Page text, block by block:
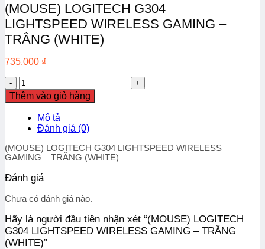
(MOUSE) LOGITECH G304
LIGHTSPEED WIRELESS GAMING –
TRẮNG (WHITE)
735.000 ₫
(MOUSE)
LOGITECH
G304
LIGHTSPEED
WIRELESS
GAMING
–
TRẮNG
số
Thêm vào giỏ hàng
Mô tả
Đánh giá (0)
(MOUSE) LOGITECH G304 LIGHTSPEED WIRELESS
GAMING – TRẮNG (WHITE)
Đánh giá
Chưa có đánh giá nào.
Hãy là người đầu tiên nhận xét “(MOUSE) LOGITECH
G304 LIGHTSPEED WIRELESS GAMING – TRẮNG
(WHITE)”